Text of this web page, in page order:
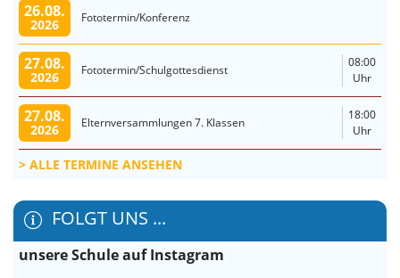
26.08.
2026 Fototermin/Konferenz
27.08.
2026 Fototermin/Schulgottesdienst
08:00
Uhr
27.08.
2026 Elternversammlungen 7. Klassen
18:00
Uhr
ALLE TERMINE ANSEHEN
FOLGT UNS ...
unsere Schule auf Instagram